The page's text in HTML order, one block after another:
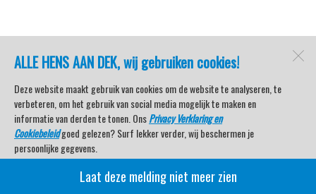
ALLE HENS AAN DEK, wij gebruiken cookies!
Deze website maakt gebruik van cookies om de website te analyseren, te
verbeteren, om het gebruik van social media mogelijk te maken en
informatie van derden te tonen. OnsPrivacy Verklaring en
Cookiebeleidgoed gelezen? Surf lekker verder, wij beschermen je
persoonlijke gegevens.
Veel kijkplezier met Watersport TV Beleving & Nieuws!
Laat deze melding niet meer zien